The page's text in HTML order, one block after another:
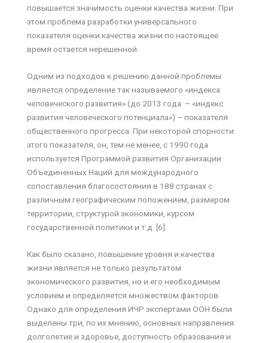
повышается значимость оценки качества жизни. При
этом проблема разработки универсального
показателя оценки качества жизни по настоящее
время остается нерешенной.
Одним из подходов к решению данной проблемы
является определение так называемого «индекса
человеческого развития» (до 2013 года – «индекс
развития человеческого потенциала») – показателя
общественного прогресса. При некоторой спорности
этого показателя, он, тем не менее, с 1990 года
используется Программой развития Организации
Объединенных Наций для международного
сопоставления благосостояния в 188 странах с
различным географическим положением, размером
территории, структурой экономики, курсом
государственной политики и т.д. [6].
Как было сказано, повышение уровня и качества
жизни является не только результатом
экономического развития, но и его необходимым
условием и определяется множеством факторов.
Однако для определения ИЧР экспертами ООН были
выделены три, по их мнению, основных направления:
долголетие и здоровье, доступность образования и